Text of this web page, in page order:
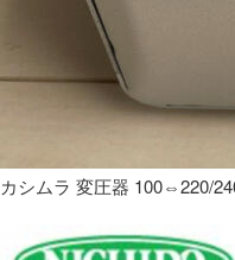
カシムラ 変圧器 100⇔220/